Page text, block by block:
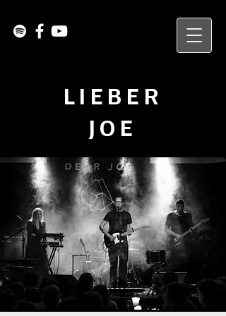
LIEBER
JOE